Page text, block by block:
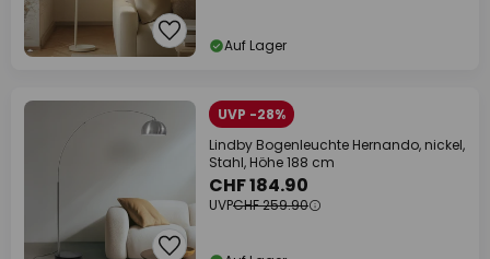
Auf Lager
UVP -28%
Lindby Bogenleuchte Hernando, nickel,
Stahl, Höhe 188 cm
CHF 184.90
UVPCHF 259.90